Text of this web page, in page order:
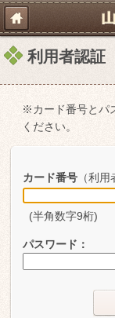
利用者認証
※カード番号とパ
ください。
カード番号 （利用
(半角数字9桁)
パスワード ：